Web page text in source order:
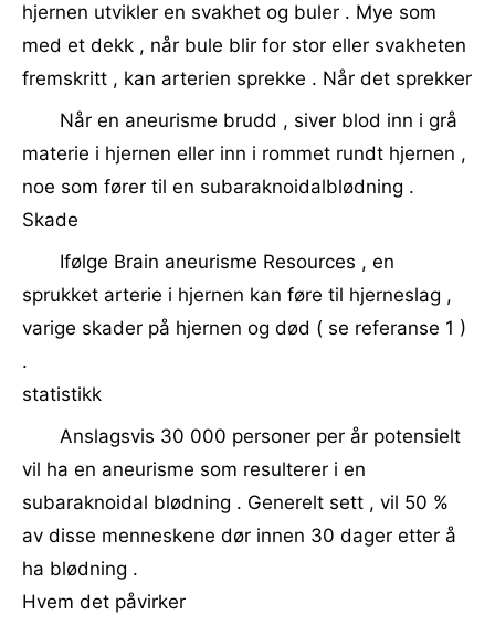
hjernen utvikler en svakhet og buler . Mye som
med et dekk , når bule blir for stor eller svakheten
fremskritt , kan arterien sprekke . Når det sprekker
Når en aneurisme brudd , siver blod inn i grå
materie i hjernen eller inn i rommet rundt hjernen ,
noe som fører til en subaraknoidalblødning .
Skade
Ifølge Brain aneurisme Resources , en
sprukket arterie i hjernen kan føre til hjerneslag ,
varige skader på hjernen og død ( se referanse 1 )
.
statistikk
Anslagsvis 30 000 personer per år potensielt
vil ha en aneurisme som resulterer i en
subaraknoidal blødning . Generelt sett , vil 50 %
av disse menneskene dør innen 30 dager etter å
ha blødning .
Hvem det påvirker